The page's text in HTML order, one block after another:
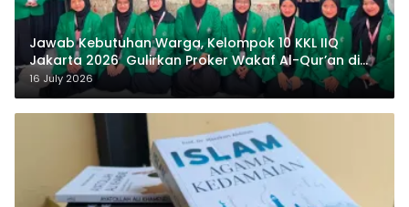
Jawab Kebutuhan Warga, Kelompok 10 KKL IIQ
Jakarta 2026 Gulirkan Proker Wakaf Al-Qur’an di
Sukamanah
16 July 2026